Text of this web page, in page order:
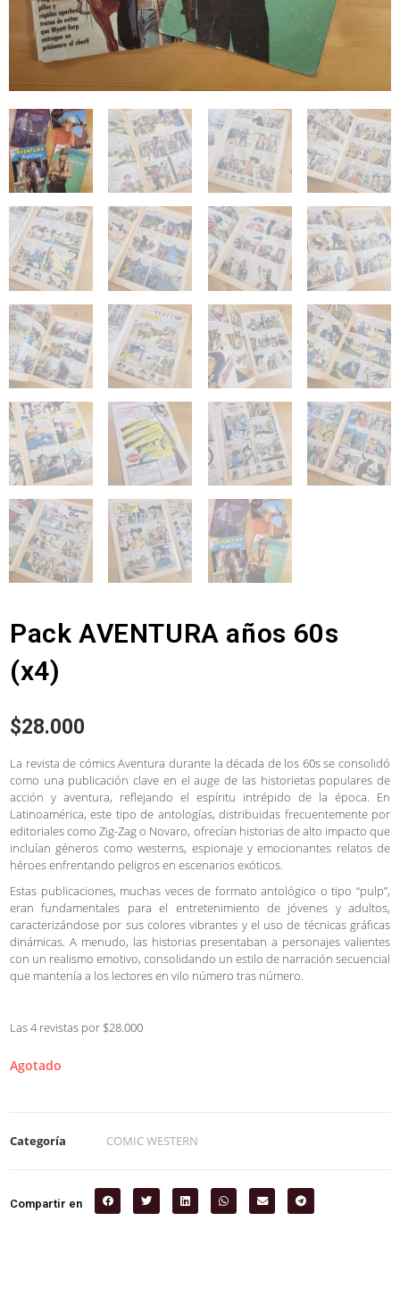
Pack AVENTURA años 60s
(x4)
$28.000
La revista de cómics Aventura durante la década de los 60s se consolidó
como una publicación clave en el auge de las historietas populares de
acción y aventura, reflejando el espíritu intrépido de la época. En
Latinoamérica, este tipo de antologías, distribuidas frecuentemente por
editoriales como Zig-Zag o Novaro, ofrecían historias de alto impacto que
incluían géneros como westerns, espionaje y emocionantes relatos de
héroes enfrentando peligros en escenarios exóticos.
Estas publicaciones, muchas veces de formato antológico o tipo “pulp”,
eran fundamentales para el entretenimiento de jóvenes y adultos,
caracterizándose por sus colores vibrantes y el uso de técnicas gráficas
dinámicas. A menudo, las historias presentaban a personajes valientes
con un realismo emotivo, consolidando un estilo de narración secuencial
que mantenía a los lectores en vilo número tras número.
Las 4 revistas por $28.000
Agotado
Categoría COMIC WESTERN
Compartir en